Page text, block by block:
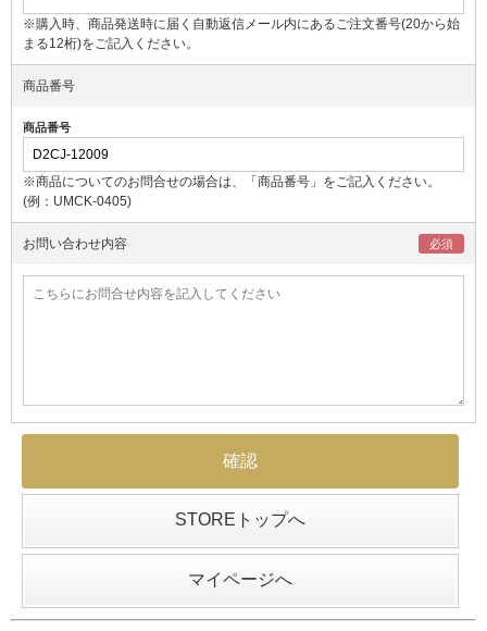
※購入時、商品発送時に届く自動返信メール内にあるご注文番号(20から始
まる12桁)をご記入ください。
商品番号
商品番号
※商品についてのお問合せの場合は、「商品番号」をご記入ください。
(例：UMCK-0405)
お問い合わせ内容
STOREトップへ
マイページへ